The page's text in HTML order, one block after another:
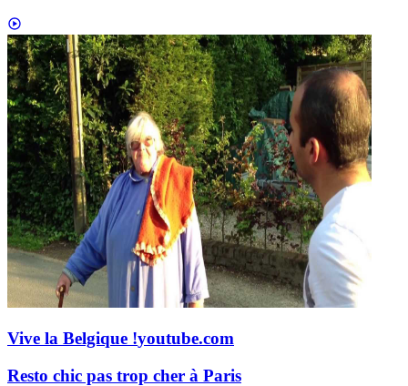
Vive la Belgique !youtube.com
Resto chic pas trop cher à Paris